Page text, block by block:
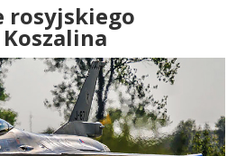
rosyjskiego